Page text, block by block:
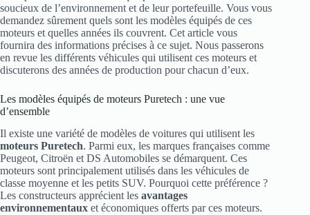
soucieux de l’environnement et de leur portefeuille. Vous vous
demandez sûrement quels sont les modèles équipés de ces
moteurs et quelles années ils couvrent. Cet article vous
fournira des informations précises à ce sujet. Nous passerons
en revue les différents véhicules qui utilisent ces moteurs et
discuterons des années de production pour chacun d’eux.
Les modèles équipés de moteurs Puretech : une vue
d’ensemble
Il existe une variété de modèles de voitures qui utilisent les
moteurs Puretech. Parmi eux, les marques françaises comme
Peugeot, Citroën et DS Automobiles se démarquent. Ces
moteurs sont principalement utilisés dans les véhicules de
classe moyenne et les petits SUV. Pourquoi cette préférence ?
Les constructeurs apprécient les avantages
environnementaux et économiques offerts par ces moteurs.